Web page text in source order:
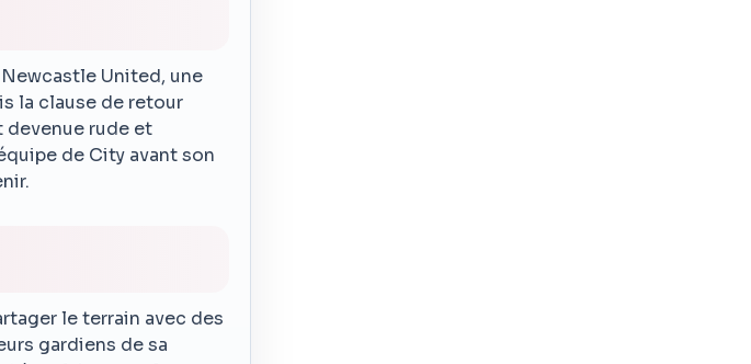
United, une
la clause de retour
devenue rude et
de City avant son
le terrain avec des
gardiens de sa